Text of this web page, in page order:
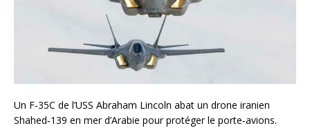
Un F‑35C de l’USS Abraham Lincoln abat un drone iranien
Shahed‑139 en mer d’Arabie pour protéger le porte‑avions.